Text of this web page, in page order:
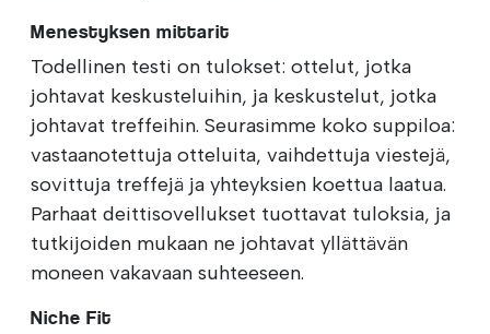
Menestyksen mittarit
Todellinen testi on tulokset: ottelut, jotka
johtavat keskusteluihin, ja keskustelut, jotka
johtavat treffeihin. Seurasimme koko suppiloa:
vastaanotettuja otteluita, vaihdettuja viestejä,
sovittuja treffejä ja yhteyksien koettua laatua.
Parhaat deittisovellukset tuottavat tuloksia, ja
tutkijoiden mukaan ne johtavat yllättävän
moneen vakavaan suhteeseen.
Niche Fit